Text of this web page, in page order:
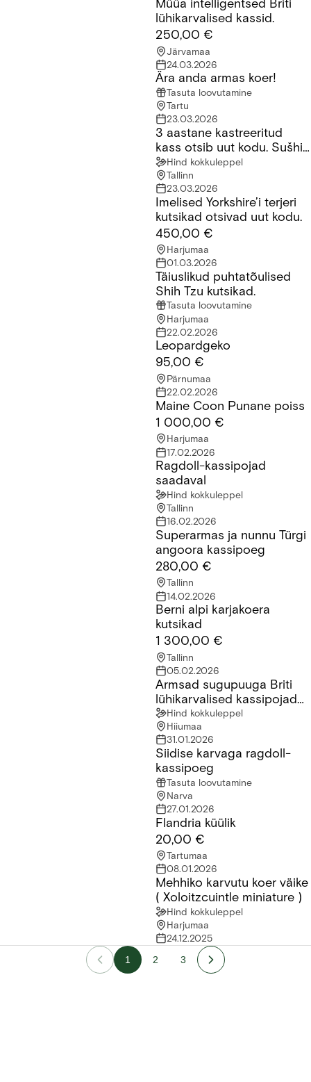
Müüa intelligentsed Briti lühikarvalised kassid.
Müüa intelligentsed Briti
lühikarvalised kassid.
250,00 €
Järvamaa
24.03.2026
Ära anda armas koer!
Tasuta loovutamine
Tartu
23.03.2026
3 aastane kastreeritud kass otsib uut kodu. Sušhi nimi millele
3 aastane kastreeritud
kass otsib uut kodu. Sušhi
nimi millele ta reageerib
Hind kokkuleppel
Tallinn
23.03.2026
Imelised Yorkshire’i terjeri kutsikad otsivad uut kodu.
Imelised Yorkshire’i terjeri
kutsikad otsivad uut kodu.
450,00 €
Harjumaa
01.03.2026
Täiuslikud puhtatõulised Shih Tzu kutsikad.Täiuslikud puhtatõulised
Shih Tzu kutsikad.
Tasuta loovutamine
Harjumaa
22.02.2026
Leopardgeko
95,00 €
Pärnumaa
22.02.2026
Maine Coon Punane poiss
1 000,00 €
Harjumaa
17.02.2026
Ragdoll-kassipojad
saadaval
Hind kokkuleppel
Tallinn
16.02.2026
Superarmas ja nunnu Türgi angoora kassipoeg
Superarmas ja nunnu Türgi
angoora kassipoeg
280,00 €
Tallinn
14.02.2026
Berni alpi karjakoera
kutsikad
1 300,00 €
Tallinn
05.02.2026
Armsad sugupuuga Briti lühikarvalised kassipojad saadaval!
Armsad sugupuuga Briti
lühikarvalised kassipojad
saadaval!
Hind kokkuleppel
Hiiumaa
31.01.2026
Siidise karvaga ragdoll-kassipoegSiidise karvaga ragdoll-
kassipoeg
Tasuta loovutamine
Narva
27.01.2026
Flandria küülik
20,00 €
Tartumaa
08.01.2026
Mehhiko karvutu koer väike ( Xoloitzcuintle miniature )
Mehhiko karvutu koer väike
( Xoloitzcuintle miniature )
Hind kokkuleppel
Harjumaa
24.12.2025
1 2 3